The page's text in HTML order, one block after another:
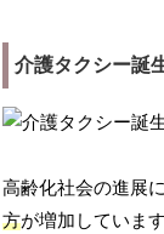
介護タクシー誕
高齢化社会の進展
方が増加していま